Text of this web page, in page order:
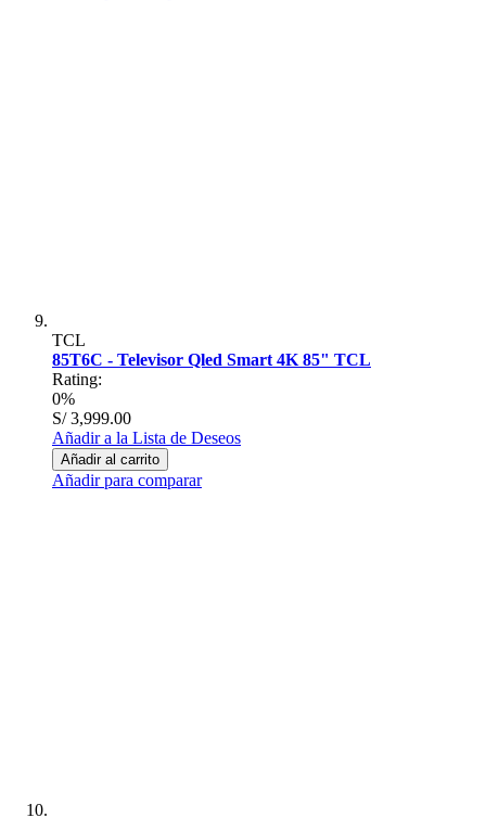
TCL
85T6C - Televisor Qled Smart 4K 85" TCL
Rating:
0%
S/ 3,999.00
Añadir a la Lista de Deseos
Añadir al carrito
Añadir para comparar